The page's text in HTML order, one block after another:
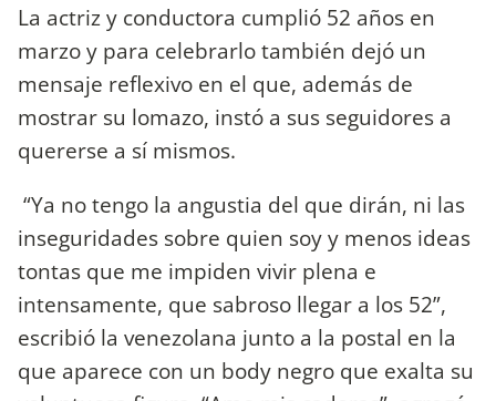
La actriz y conductora cumplió 52 años en
marzo y para celebrarlo también dejó un
mensaje reflexivo en el que, además de
mostrar su lomazo, instó a sus seguidores a
quererse a sí mismos.
“Ya no tengo la angustia del que dirán, ni las
inseguridades sobre quien soy y menos ideas
tontas que me impiden vivir plena e
intensamente, que sabroso llegar a los 52”,
escribió la venezolana junto a la postal en la
que aparece con un body negro que exalta su